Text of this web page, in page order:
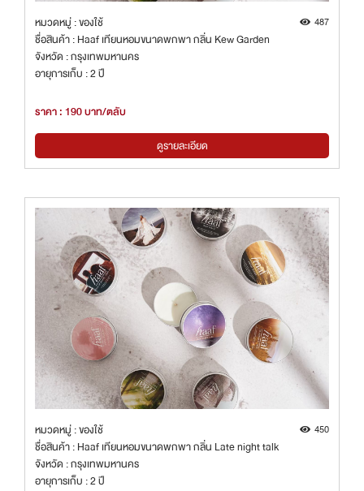
หมวดหมู่ : ของใช้ 487
ชื่อสินค้า : Haaf เทียนหอมขนาดพกพา กลิ่น Kew Garden
จังหวัด : กรุงเทพมหานคร
อายุการเก็บ : 2 ปี
ราคา : 190 บาท/ตลับ
ดูรายละเอียด
หมวดหมู่ : ของใช้ 450
ชื่อสินค้า : Haaf เทียนหอมขนาดพกพา กลิ่น Late night talk
จังหวัด : กรุงเทพมหานคร
อายุการเก็บ : 2 ปี